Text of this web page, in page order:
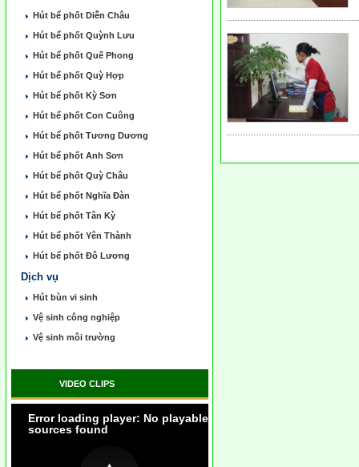
Hút bể phốt Diễn Châu
Hút bể phốt Quỳnh Lưu
Hút bể phốt Quế Phong
Hút bể phốt Quỳ Hợp
Hút bể phốt Kỳ Sơn
Hút bể phốt Con Cuông
Hút bể phốt Tương Dương
Hút bể phốt Anh Sơn
Hút bể phốt Quỳ Châu
Hút bể phốt Nghĩa Đàn
Hút bể phốt Tân Kỳ
Hút bể phốt Yên Thành
Hút bể phốt Đô Lương
Dịch vụ
Hút bùn vi sinh
Vệ sinh công nghiệp
Vệ sinh môi trường
VIDEO CLIPS
Error loading player: No playable
sources found